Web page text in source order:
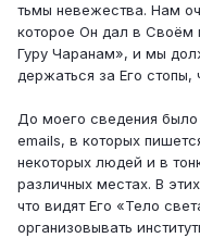
тьмы невежества. Нам
которое Он дал в
Гуру Чаранам», и мы
держаться за Его стопы,
До моего сведения
emails, в которых
некоторых людей и в
различных местах. В
что видят Его «Тело
организовывать